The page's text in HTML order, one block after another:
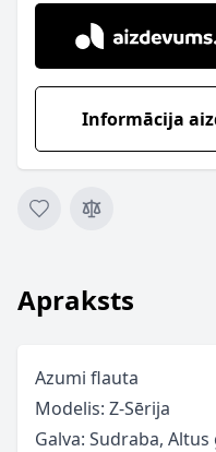
Informācija
Apraksts
Azumi flauta
Modelis: Z-Sērija
Galva: Sudraba,